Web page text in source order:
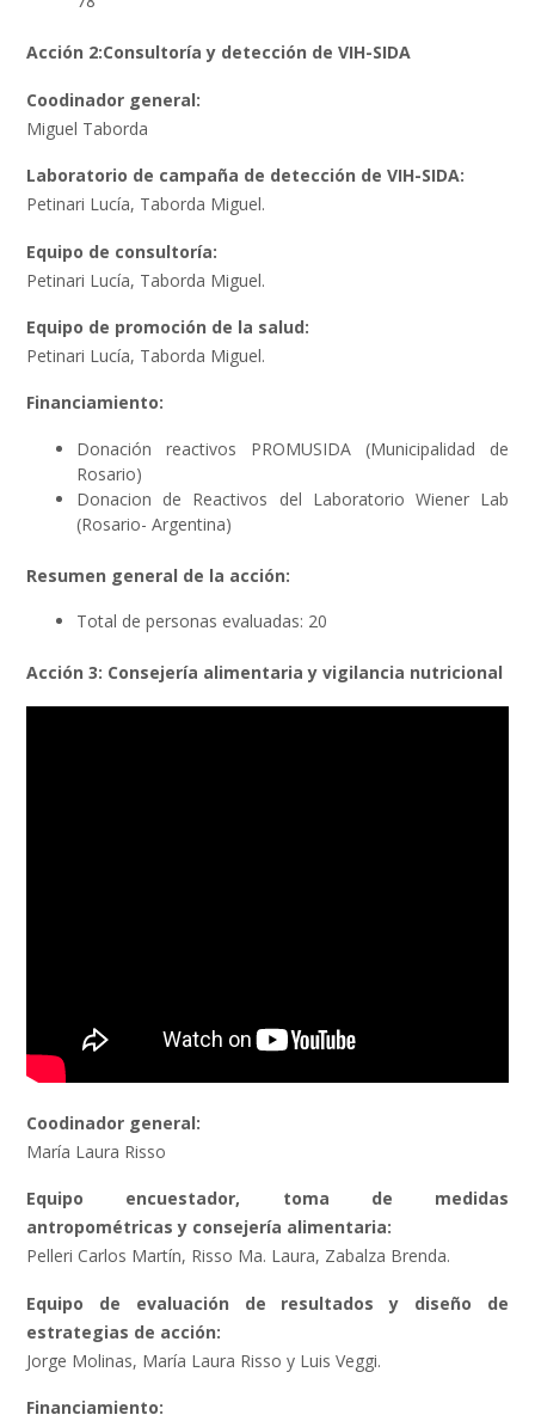
Acción 2:Consultoría y detección de VIH-SIDA
Coodinador general:
Miguel Taborda
Laboratorio de campaña de detección de VIH-SIDA:
Petinari Lucía, Taborda Miguel.
Equipo de consultoría:
Petinari Lucía, Taborda Miguel.
Equipo de promoción de la salud:
Petinari Lucía, Taborda Miguel.
Financiamiento:
Donación reactivos PROMUSIDA (Municipalidad de
Rosario)
Donacion de Reactivos del Laboratorio Wiener Lab
(Rosario- Argentina)
Resumen general de la acción:
Total de personas evaluadas: 20
Acción 3: Consejería alimentaria y vigilancia nutricional
Coodinador general:
María Laura Risso
Equipo encuestador, toma de medidas
antropométricas y consejería alimentaria:
Pelleri Carlos Martín, Risso Ma. Laura, Zabalza Brenda.
Equipo de evaluación de resultados y diseño de
estrategias de acción:
Jorge Molinas, María Laura Risso y Luis Veggi.
Financiamiento: